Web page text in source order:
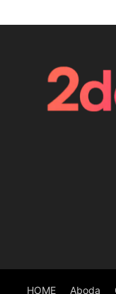
HOME Aboda